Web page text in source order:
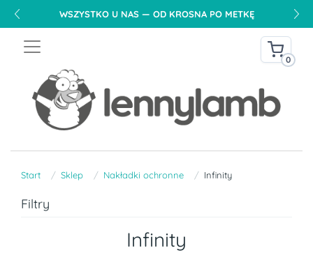
WSZYSTKO U NAS — OD KROSNA PO METKĘ
0
Start Sklep Nakładki ochronne Infinity
Filtry
Infinity